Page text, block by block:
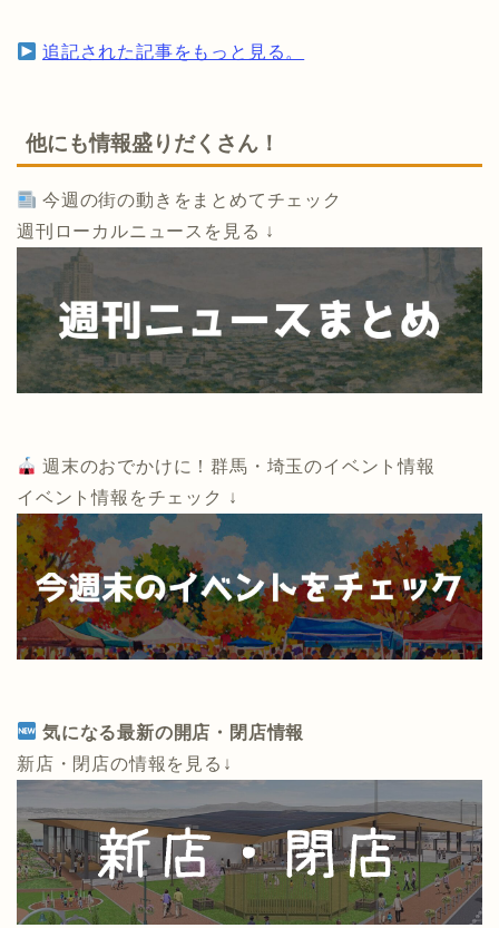
追記された記事をもっと見る。
他にも情報盛りだくさん！
今週の街の動きをまとめてチェック
週刊ローカルニュースを見る ↓
週末のおでかけに！群馬・埼玉のイベント情報
イベント情報をチェック ↓
気になる最新の開店・閉店情報
新店・閉店の情報を見る↓